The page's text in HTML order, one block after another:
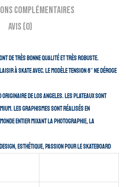
complémentaires
Avis (0)
de très bonne qualité et très robuste.
à skate avec. Le modèle Tension 8″ ne déroge
originaire de Los Angeles. Les plateaux sont
Les graphismes sont réalisés en
entier mixant la photographie, la
esthétique, passion pour le skateboard